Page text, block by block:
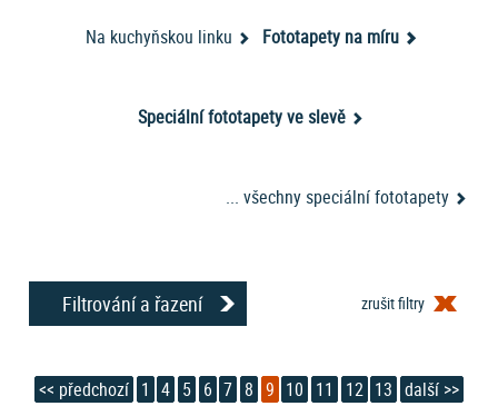
široké využití, stačí si vybrat podle motivu.Samolepicí fototapety do
vaší ledničky, vylepšete si ji pomocífototapety na lednici
jí zcela nový vzhled. A lepení? To zvládnete v pohodě, tady máte návod:
Návod na lepení samolepicích fototapet Dimex Line.
fototapety dívat vždy alespoň ze vzdálenosti 2 metrů,
zblízka se obraz může jevit rozmazaně.
Nechcete čekat a potřebujete fototapetu rychle? Využijte nabídky
skladovýchnejlevnějších a výprodejových fototapet.Zde najdete
Na kuchyňskou linku Fototapety na míru
Speciální fototapety ve slevě
... všechny speciální fototapety
Filtrování a řazení zrušit filtry
<< předchozí 1 4 5 6 7 8 9 10 11 12 13 další >>